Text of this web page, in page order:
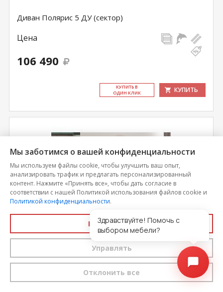
Диван Полярис 5 ДУ (сектор)
Цена
106 490
КУ­ПИТЬ В
ОДИН КЛИК
КУПИТЬ
Диван Манхеттен 2 БД
Цена
47 150
Мы заботимся о вашей конфиденциальности
Мы используем файлы cookie, чтобы улучшить ваш опыт,
анализировать трафик и предлагать персонализированный
контент. Нажмите «Принять все», чтобы дать согласие в
соответствии с нашей Политикой использования файлов cookie и
Политикой конфиденциальности.
Принять все
Управлять
Отклонить все
Здравствуйте! Помочь с
выбором мебели?